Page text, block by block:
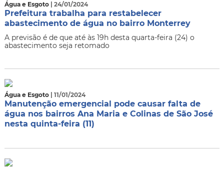
Água e Esgoto | 24/01/2024
Prefeitura trabalha para restabelecer
abastecimento de água no bairro Monterrey
A previsão é de que até às 19h desta quarta-feira (24) o
abastecimento seja retomado
Água e Esgoto | 11/01/2024
Manutenção emergencial pode causar falta de
água nos bairros Ana Maria e Colinas de São José
nesta quinta-feira (11)